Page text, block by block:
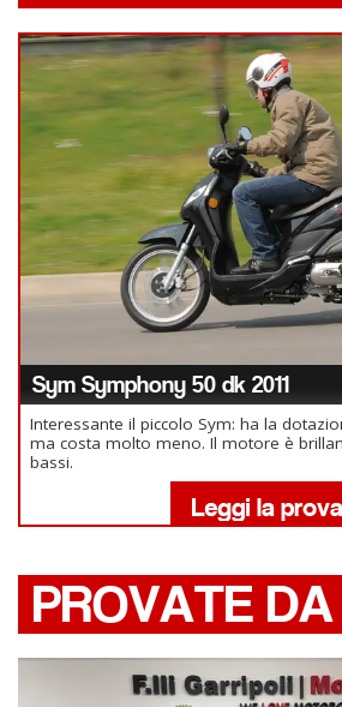
Sym Symphony 50 dk 2011
Interessante il piccolo Sym: ha la
ma costa molto meno. Il motore è
bassi.
PROVATE